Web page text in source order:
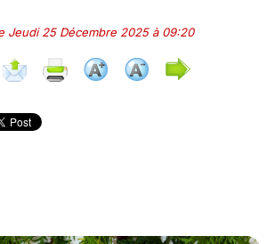
Jeudi 25 Décembre 2025 à 09:20